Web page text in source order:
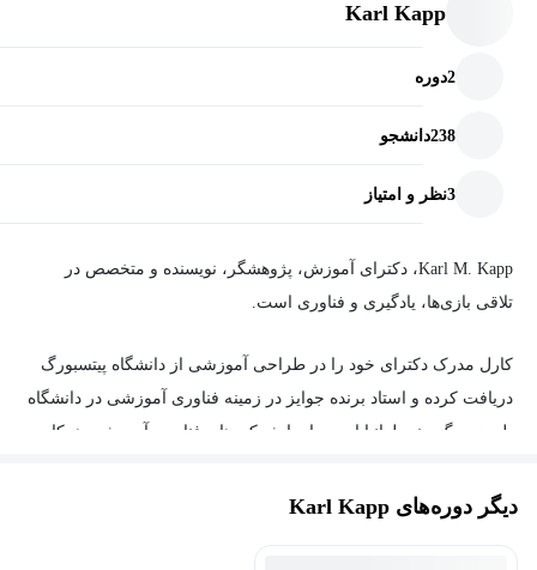
Karl Kapp
2دوره
238دانشجو
3نظر و امتیاز
Karl M. Kapp، دکترای آموزش، پژوهشگر، نویسنده و متخصص در
تلاقی بازی‌ها، یادگیری و فناوری است.
کارل مدرک دکترای خود را در طراحی آموزشی از دانشگاه پیتسبورگ
دریافت کرده و استاد برنده جوایز در زمینه فناوری آموزشی در دانشگاه
بلومزبورگ، پنسیلوانیا است. او با شرکت‌های فناوری آموزشی همکاری
استراتژی‌های مبتنی بر بازی برای انتقال دانش به کارکنان مشاوره
دیگر دوره‌های Karl Kapp